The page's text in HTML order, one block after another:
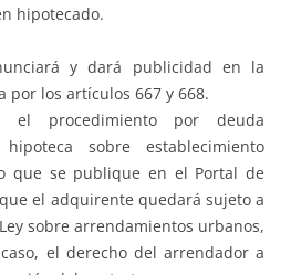
hipotecado.
y dará publicidad en la
por los artículos 667 y 668.
el procedimiento por deuda
sobre establecimiento
que se publique en el Portal de
el adquirente quedará sujeto a
sobre arrendamientos urbanos,
el derecho del arrendador a